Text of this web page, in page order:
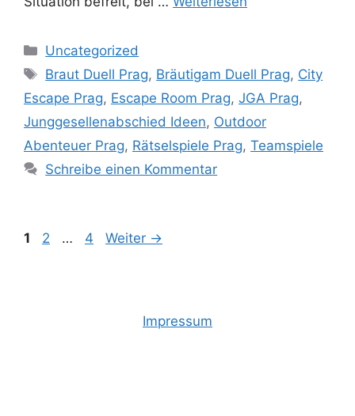
Kategorien
Uncategorized
Schlagwörter
Braut Duell Prag, Bräutigam Duell Prag, City
Escape Prag, Escape Room Prag, JGA Prag,
Junggesellenabschied Ideen, Outdoor
Abenteuer Prag, Rätselspiele Prag, Teamspiele
Schreibe einen Kommentar
Seite
1 Seite
2 … Seite
4 Weiter →
Impressum